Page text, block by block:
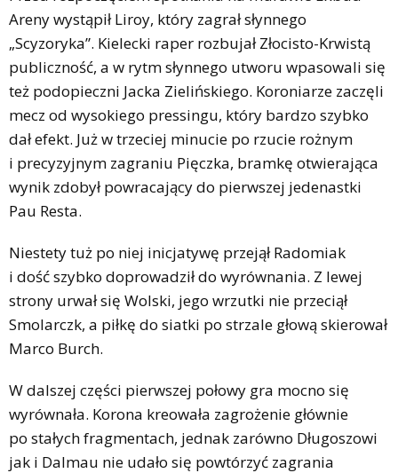
Areny wystąpił Liroy, który zagrał słynnego
„Scyzoryka”. Kielecki raper rozbujał Złocisto-Krwistą
publiczność, a w rytm słynnego utworu wpasowali się
też podopieczni Jacka Zielińskiego. Koroniarze zaczęli
mecz od wysokiego pressingu, który bardzo szybko
dał efekt. Już w trzeciej minucie po rzucie rożnym
i precyzyjnym zagraniu Pięczka, bramkę otwierająca
wynik zdobył powracający do pierwszej jedenastki
Pau Resta.
Niestety tuż po niej inicjatywę przejął Radomiak
i dość szybko doprowadził do wyrównania. Z lewej
strony urwał się Wolski, jego wrzutki nie przeciął
Smolarczk, a piłkę do siatki po strzale głową skierował
Marco Burch.
W dalszej części pierwszej połowy gra mocno się
wyrównała. Korona kreowała zagrożenie głównie
po stałych fragmentach, jednak zarówno Długoszowi
jak i Dalmau nie udało się powtórzyć zagrania